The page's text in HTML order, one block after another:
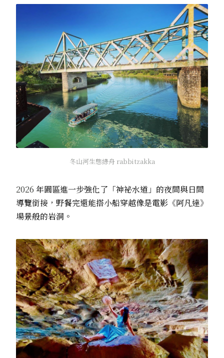
冬山河生態綠舟 rabbitzakka
2026 年園區進一步強化了「神祕水道」的夜間與日間
導覽銜接，野餐完還能搭小船穿越像是電影《阿凡達》
場景般的岩洞。